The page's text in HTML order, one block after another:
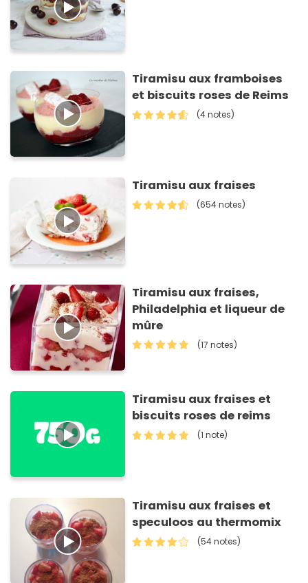
Tiramisu aux framboises
et biscuits roses de Reims
(4 notes)
Tiramisu aux fraises
(654 notes)
Tiramisu aux fraises,
Philadelphia et liqueur de
mûre
(17 notes)
Tiramisu aux fraises et
biscuits roses de reims
(1 note)
Tiramisu aux fraises et
speculoos au thermomix
(54 notes)